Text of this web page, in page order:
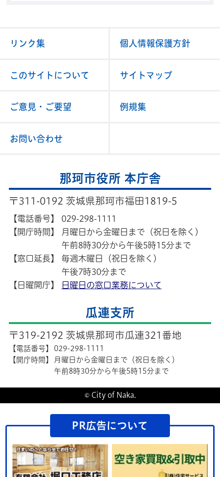
リンク集 個人情報保護方針
このサイトについて サイトマップ
ご意見・ご要望 例規集
お問い合わせ
那珂市役所 本庁舎
〒311-0192 茨城県那珂市福田1819-5
【電話番号】
029-298-1111
【開庁時間】
月曜日から金曜日まで（祝日を除く）
午前8時30分から午後5時15分まで
【窓口延長】
毎週木曜日（祝日を除く）
午後7時30分まで
【日曜開庁】
日曜日の窓口業務について
瓜連支所
〒319-2192 茨城県那珂市瓜連321番地
【電話番号】
029-298-1111
【開庁時間】
月曜日から金曜日まで（祝日を除く）
午前8時30分から午後5時15分まで
© City of Naka.
PR広告について